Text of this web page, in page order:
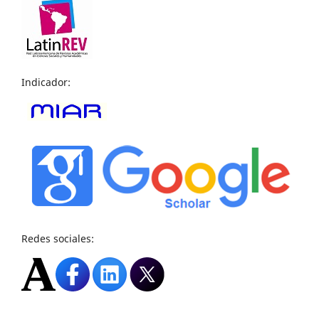
Indicador:
Redes sociales: